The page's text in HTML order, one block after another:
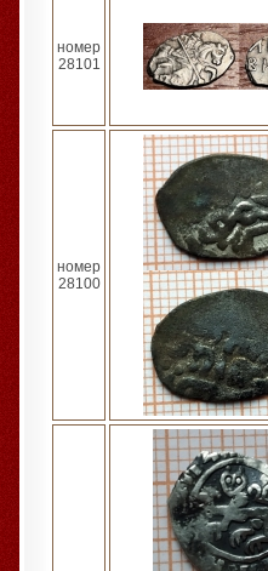
номер
28101
номер
28100